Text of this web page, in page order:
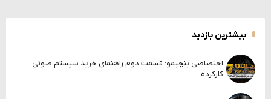
بیشترین بازدید
اختصاصی بنچیمو: قسمت دوم راهنمای خرید سیستم صوتی
کارکرده